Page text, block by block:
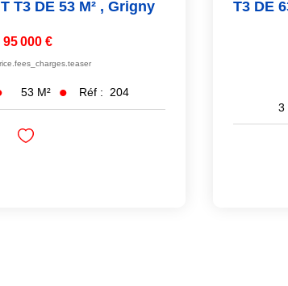
T3 DE 53 M² ,Grigny
95 000 €
53 M² Réf : 204
3